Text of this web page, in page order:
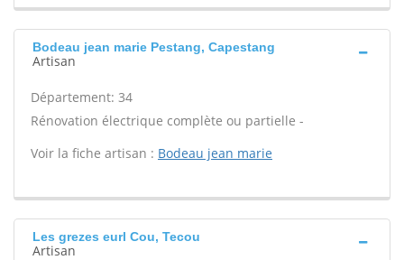
Bodeau jean marie Pestang, Capestang
Artisan
Département: 34
Rénovation électrique complète ou partielle -
Voir la fiche artisan : Bodeau jean marie
Les grezes eurl Cou, Tecou
Artisan